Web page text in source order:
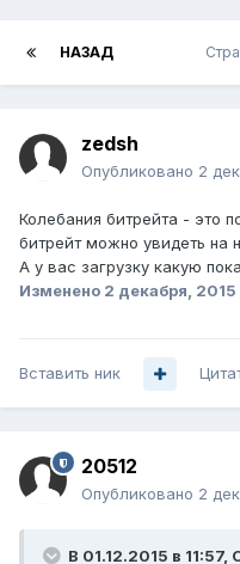
НАЗАД
zedsh
Опубликовано 2
Колебания битрейта - это
битрейт можно увидеть на
А у вас загрузку какую
Изменено 2 декабря, 2015
Вставить ник
20512
Опубликовано 2
В 01.12.2015 в 11:57,